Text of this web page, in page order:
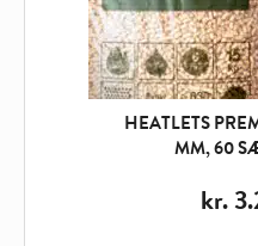
HEATLETS
MM, 60
kr.